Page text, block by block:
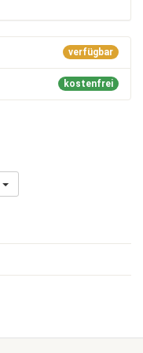
verfügbar
kostenfrei